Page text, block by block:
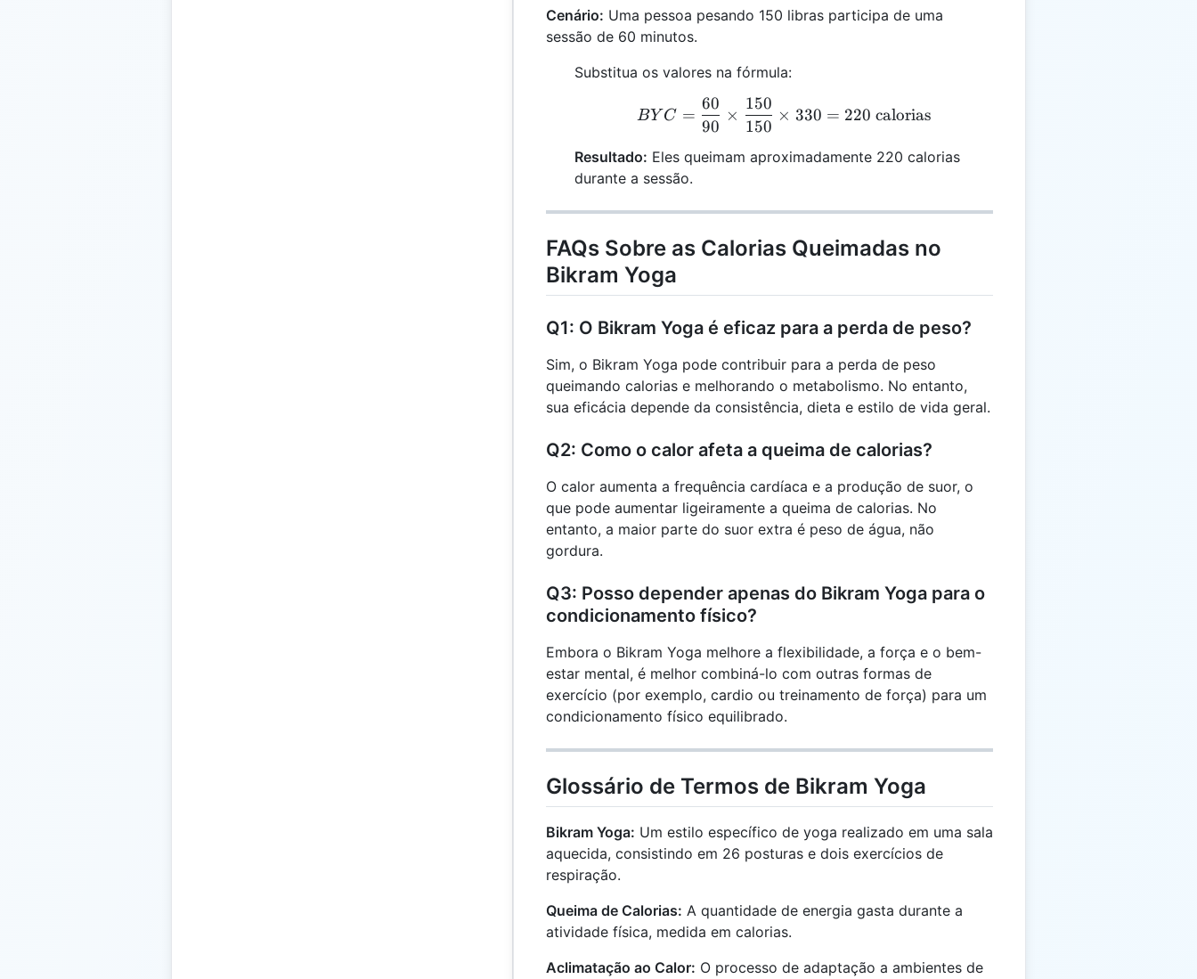
Cenário: Uma pessoa pesando 150 libras participa de uma
sessão de 60 minutos.
Substitua os valores na fórmula:
BYC = \frac{60}{90} \times \frac{150}{150} \times
BY C =
90
60
×
150
150
× 330 = 220 calorias
Resultado: Eles queimam aproximadamente 220 calorias
durante a sessão.
FAQs Sobre as Calorias Queimadas no
Bikram Yoga
Q1: O Bikram Yoga é eficaz para a perda de peso?
Sim, o Bikram Yoga pode contribuir para a perda de peso
queimando calorias e melhorando o metabolismo. No entanto,
sua eficácia depende da consistência, dieta e estilo de vida geral.
Q2: Como o calor afeta a queima de calorias?
O calor aumenta a frequência cardíaca e a produção de suor, o
que pode aumentar ligeiramente a queima de calorias. No
entanto, a maior parte do suor extra é peso de água, não
gordura.
Q3: Posso depender apenas do Bikram Yoga para o
condicionamento físico?
Embora o Bikram Yoga melhore a flexibilidade, a força e o bem-
estar mental, é melhor combiná-lo com outras formas de
exercício (por exemplo, cardio ou treinamento de força) para um
condicionamento físico equilibrado.
Glossário de Termos de Bikram Yoga
Bikram Yoga: Um estilo específico de yoga realizado em uma sala
aquecida, consistindo em 26 posturas e dois exercícios de
respiração.
Queima de Calorias: A quantidade de energia gasta durante a
atividade física, medida em calorias.
Aclimatação ao Calor: O processo de adaptação a ambientes de